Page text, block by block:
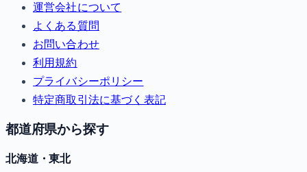
運営会社について
よくある質問
お問い合わせ
利用規約
プライバシーポリシー
特定商取引法に基づく表記
都道府県から探す
北海道・東北